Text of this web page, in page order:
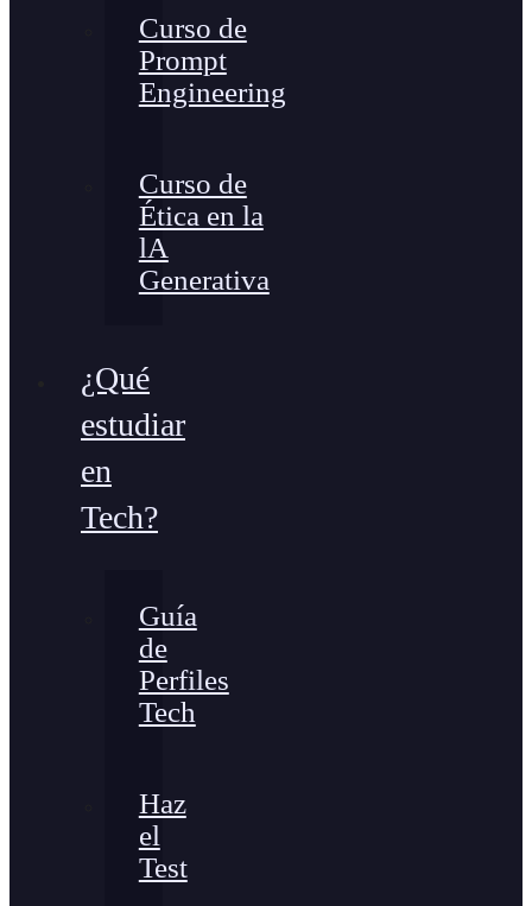
Curso de
Prompt
Engineering
Curso de
Ética en la
lA
Generativa
¿Qué
estudiar
en
Tech?
Guía
de
Perfiles
Tech
Haz
el
Test